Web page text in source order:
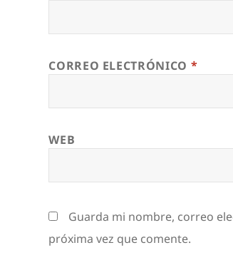
CORREO ELECTRÓNICO *
WEB
Guarda mi nombre, correo
próxima vez que comente.